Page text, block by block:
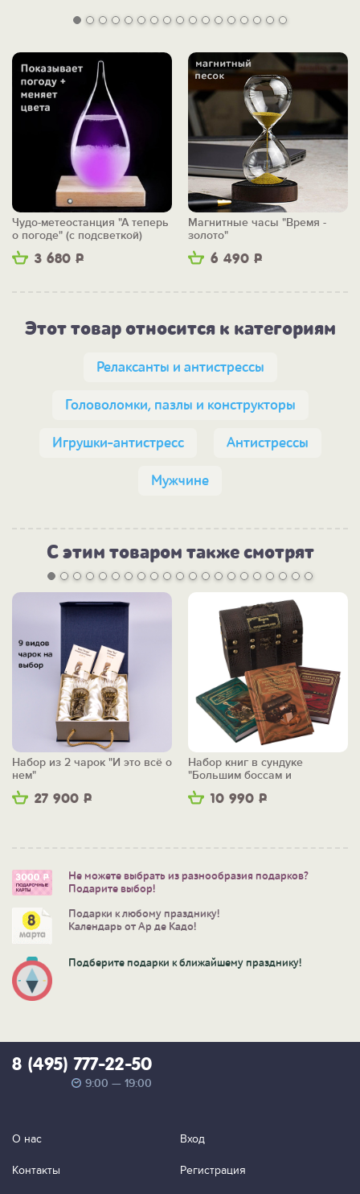
3 680 Р
Чудо-метеостанция "А теперь
о погоде" (с подсветкой)
6 490 Р
Магнитные часы "Время -
золото"
Этот товар относится к категориям
Релаксанты и антистрессы
Головоломки, пазлы и конструкторы
Игрушки-антистресс Антистрессы
Мужчине
С этим товаром также смотрят
27 900 Р
Набор из 2 чарок "И это всё о
нем"
10 990 Р
Набор книг в сундуке
"Большим боссам и
маленьким"
Не можете выбрать из разнообразия подарков?
Подарите выбор!
Подарки к любому празднику!
Календарь от Ар де Кадо!
Подберите подарки к ближайшему празднику!
8 (495) 777-22-50
9:00 — 19:00
О нас
Контакты
Вход
Регистрация